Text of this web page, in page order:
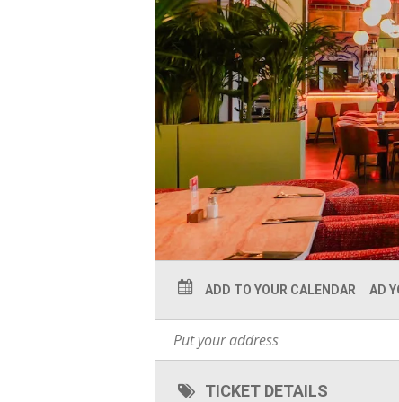
ADD TO YOUR CALENDAR AD
TICKET DETAILS